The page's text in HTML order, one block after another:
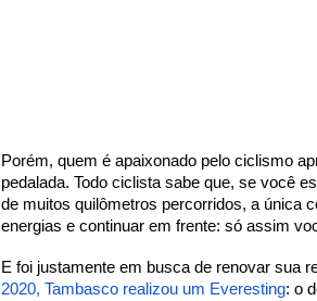
Porém, quem é apaixonado pelo ciclismo
pedalada. Todo ciclista sabe que, se você
de muitos quilômetros percorridos, a única
energias e continuar em frente: só assim
E foi justamente em busca de renovar sua
2020, Tambasco realizou um Everesting: o